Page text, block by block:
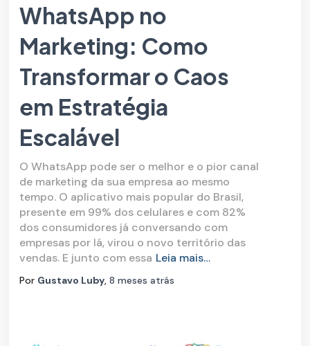
WhatsApp no
Marketing: Como
Transformar o Caos
em Estratégia
Escalável
O WhatsApp pode ser o melhor e o pior canal
de marketing da sua empresa ao mesmo
tempo. O aplicativo mais popular do Brasil,
presente em 99% dos celulares e com 82%
dos consumidores já conversando com
empresas por lá, virou o novo território das
vendas. E junto com essa Leia mais…
Por Gustavo Luby ,8 meses atrás